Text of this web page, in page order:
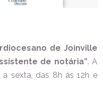
de Joinville
de notária”. A
sexta, das 8h às 12h e